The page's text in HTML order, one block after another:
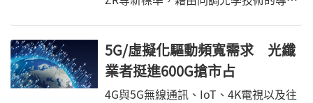
的3G和4G的創新，這種大規模採用和真
實世界的記錄清楚地將MIPI規範定位為
現今5G實際的行動標準並向前發展。
5G/虛擬化驅動頻寬需求 光纖
業者挺進600G搶市占
4G與5G無線通訊、IoT、4K電視以及往